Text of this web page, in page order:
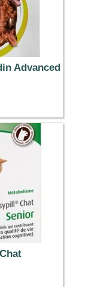
Advanced